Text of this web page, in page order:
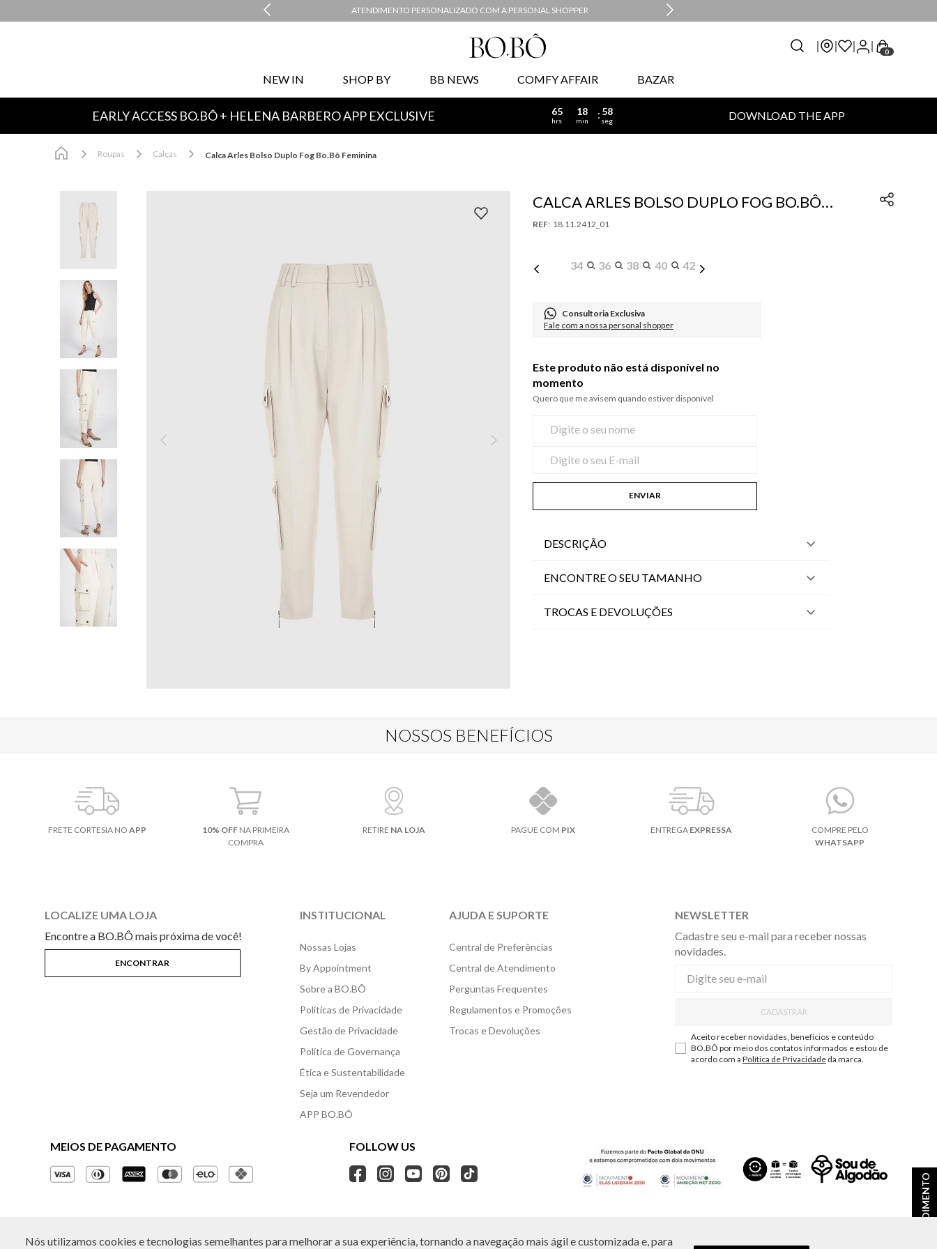
Nós utilizamos cookies e tecnologias semelhantes para melhorar a sua experiência, tornando a navegação mais ágil e customizada e, para
ATENDIMENTO PERSONALIZADO COM A PERSONAL SHOPPER
ATENDIMENTO
0
NEW IN SHOP BY BB NEWS COMFY AFFAIR BAZAR
EARLY ACCESS BO.BÔ + HELENA BARBERO APP EXCLUSIVE 65
hrs
18
min
57
seg DOWNLOAD THE APP
Roupas Calças Calca Arles Bolso Duplo Fog Bo.Bô Feminina
CALCA ARLES BOLSO DUPLO FOG BO.BÔ
FEMININA
: 18.11.2412_01
34 36 38 40 42
Consultoria Exclusiva
Fale com a nossa personal shopper
Este produto não está disponível no
momento
Quero que me avisem quando estiver disponível
ENVIAR
DESCRIÇÃO
ENCONTRE O SEU TAMANHO
TROCAS E DEVOLUÇÕES
NOSSOS BENEFÍCIOS
FRETE CORTESIA NO APP 10% OFFNA PRIMEIRA
COMPRA
RETIRE NA LOJA PAGUE COM PIX ENTREGA EXPRESSA
COMPRE PELO
WHATSAPP
LOCALIZE UMA LOJA
Encontre a BO.BÔ mais próxima de você!
INSTITUCIONAL
Nossas Lojas
By Appointment
Sobre a BO.BÔ
Políticas de Privacidade
Gestão de Privacidade
Política de Governança
Ética e Sustentabilidade
Seja um Revendedor
APP BO.BÔ
AJUDA E SUPORTE
Central de Preferências
Central de Atendimento
Perguntas Frequentes
Regulamentos e Promoções
Trocas e Devoluções
NEWSLETTER
Cadastre seu e-mail para receber nossas
novidades.
CADASTRAR
Aceito receber novidades, benefícios e conteúdo
BO.BÔ por meio dos contatos informados e estou de
acordo com a Política de Privacidadeda marca.
MEIOS DE PAGAMENTO FOLLOW US
© Copyright 2026 - Todos os direitos reservados. A BO.BÔ reserva-se no direito de corrigir ou alterar informações como: preços, promoções e disponibilidade de estoque a qualquer momento.